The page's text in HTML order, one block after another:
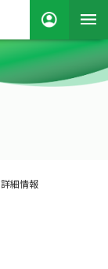
詳細情報